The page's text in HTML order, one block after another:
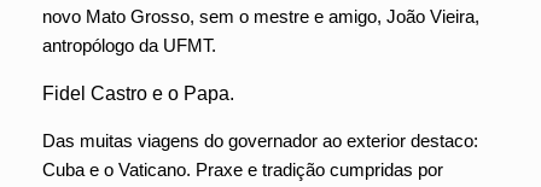
novo Mato Grosso, sem o mestre e amigo, João Vieira,
antropólogo da UFMT.
Fidel Castro e o Papa.
Das muitas viagens do governador ao exterior destaco:
Cuba e o Vaticano. Praxe e tradição cumpridas por